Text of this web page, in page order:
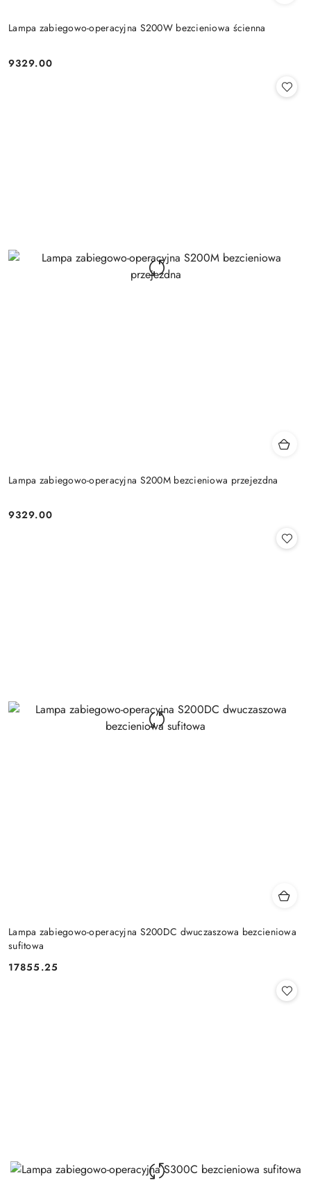
Lampa zabiegowo-operacyjna S200W bezcieniowa ścienna
Cena:
9329.00
Lampa zabiegowo-operacyjna S200M bezcieniowa przejezdna
Cena:
9329.00
Lampa zabiegowo-operacyjna S200DC dwuczaszowa bezcieniowa
sufitowa
Cena:
17855.25